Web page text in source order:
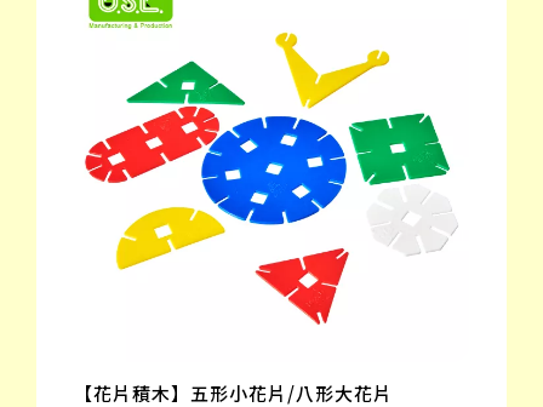
【花片積木】五形小花片/八形大花片